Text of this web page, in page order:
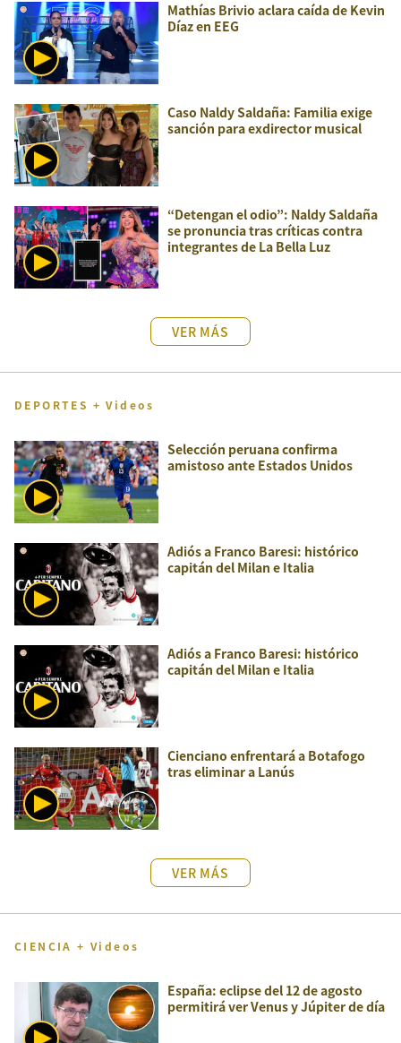
Mathías Brivio aclara caída de Kevin
Díaz en EEG
Caso Naldy Saldaña: Familia exige
sanción para exdirector musical
“Detengan el odio”: Naldy Saldaña
se pronuncia tras críticas contra
integrantes de La Bella Luz
VER MÁS
DEPORTES + Videos
Selección peruana confirma
amistoso ante Estados Unidos
Adiós a Franco Baresi: histórico
capitán del Milan e Italia
Adiós a Franco Baresi: histórico
capitán del Milan e Italia
Cienciano enfrentará a Botafogo
tras eliminar a Lanús
VER MÁS
CIENCIA + Videos
España: eclipse del 12 de agosto
permitirá ver Venus y Júpiter de día